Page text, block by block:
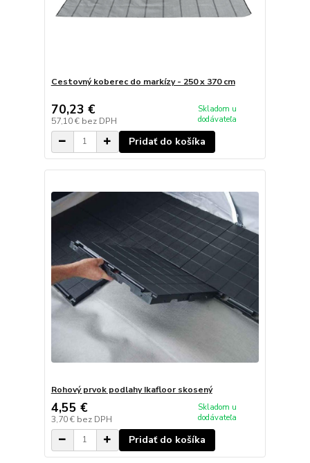
Cestovný koberec do markízy - 250 x 370 cm
70,23 €
57,10 € bez DPH
Skladom u
dodávateľa
Pridať do košíka
Rohový prvok podlahy Ikafloor skosený
4,55 €
3,70 € bez DPH
Skladom u
dodávateľa
Pridať do košíka